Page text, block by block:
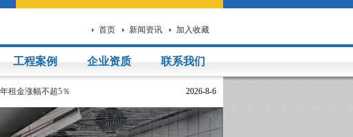
首页 新闻资讯 加入收藏
工程案例 企业资质 联系我们
2026-8-6
租金涨幅不超5％